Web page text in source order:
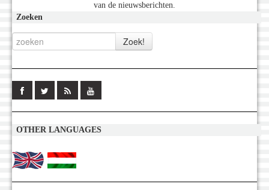
van de nieuwsberichten.
Zoeken
OTHER LANGUAGES